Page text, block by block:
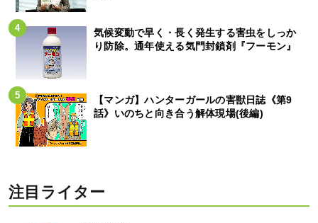
気候変動で早く・長く発生する害虫をしっか
り防除。通年使える気門封鎖剤『フーモン』
【マンガ】ハンターガールの害獣日誌《第9
話》いのちと向き合う解体現場(後編)
注目ライター